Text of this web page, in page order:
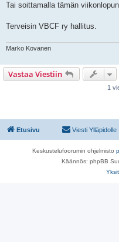
Tai soittamalla tämän
Terveisin VBCF ry hallitus.
Marko Kovanen
Vastaa Viestiin
1
Etusivu Viesti Ylläpidolle
Keskustelufoorumin ohjelmisto
Käännös: phpBB